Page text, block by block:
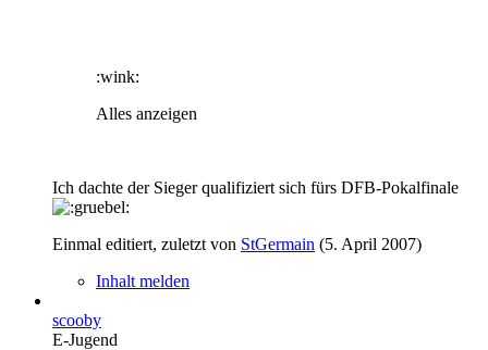
:wink:
Alles anzeigen
Ich dachte der Sieger qualifiziert sich fürs DFB-Pokalfinale
Einmal editiert, zuletzt von StGermain (5. April 2007)
Inhalt melden
scooby
E-Jugend